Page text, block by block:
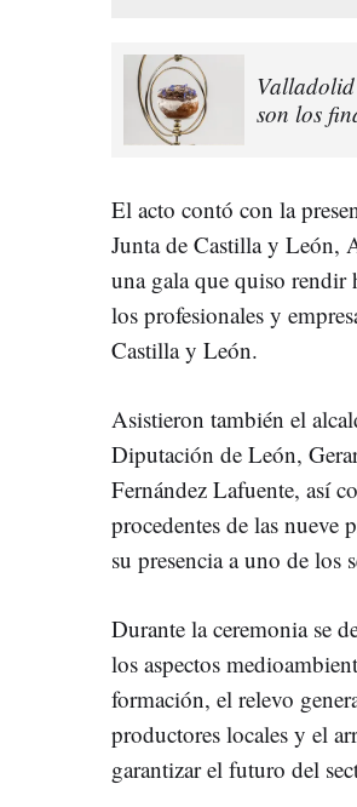
Valladolid
son los
El acto contó con la
Junta de Castilla y León,
una gala que quiso rendir
los profesionales y
Castilla y León.
Asistieron también el
Diputación de León,
Fernández Lafuente, así
procedentes de las nueve
su presencia a uno de los
Durante la ceremonia se
los aspectos
formación, el relevo
productores locales y el
garantizar el futuro del